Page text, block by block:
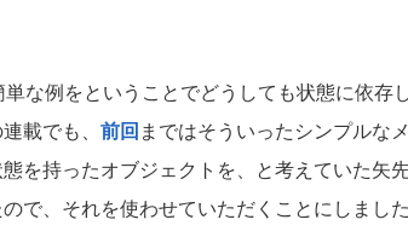
な例をということでどうしても状態に依存
載でも、 前回まではそういったシンプルな
を持ったオブジェクトを、と考えていた矢
で、それを使わせていただくことにしました